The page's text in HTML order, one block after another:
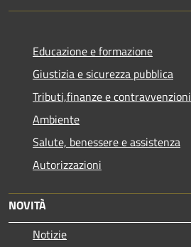
Educazione e formazione
Giustizia e sicurezza pubblica
Tributi,finanze e contravvenzioni
Ambiente
Salute, benessere e assistenza
Autorizzazioni
NOVITÀ
Notizie